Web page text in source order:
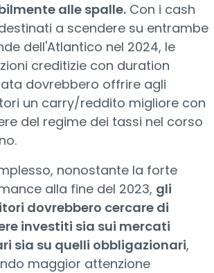
alle spalle. Con i cash
a scendere su entrambe
dell'Atlantico nel 2024, le
creditizie con duration
dovrebbero offrire agli
un carry/reddito migliore con
del regime dei tassi nel corso
nonostante la forte
alla fine del 2023, gli
dovrebbero cercare di
investiti sia sui mercati
sia su quelli obbligazionari,
maggior attenzione